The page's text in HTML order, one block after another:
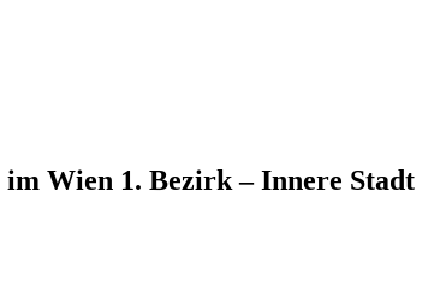
im Wien 1. Bezirk – Innere Stadt